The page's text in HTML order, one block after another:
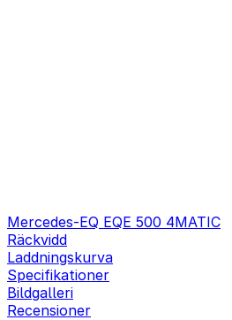
Mercedes-EQ EQE 500 4MATIC
Räckvidd
Laddningskurva
Specifikationer
Bildgalleri
Recensioner